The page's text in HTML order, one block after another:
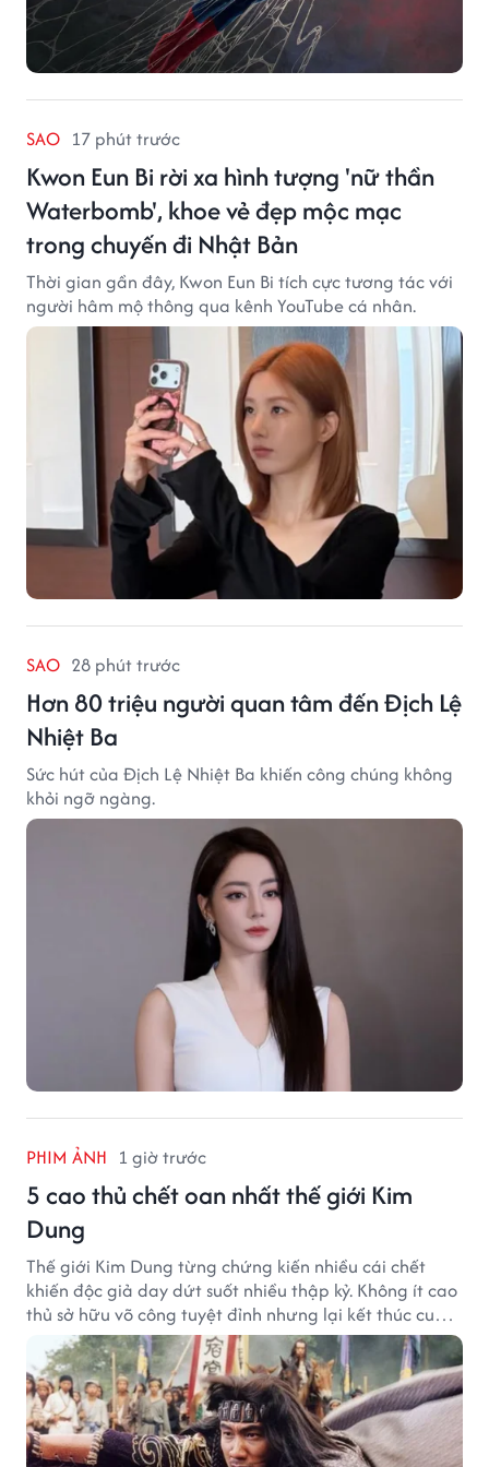
SAO 17 phút trước
Kwon Eun Bi rời xa hình tượng 'nữ thần
Waterbomb', khoe vẻ đẹp mộc mạc
trong chuyến đi Nhật Bản
Thời gian gần đây, Kwon Eun Bi tích cực tương tác với
người hâm mộ thông qua kênh YouTube cá nhân.
SAO 28 phút trước
Hơn 80 triệu người quan tâm đến Địch Lệ
Nhiệt Ba
Sức hút của Địch Lệ Nhiệt Ba khiến công chúng không
khỏi ngỡ ngàng.
PHIM ẢNH 1 giờ trước
5 cao thủ chết oan nhất thế giới Kim
Dung
Thế giới Kim Dung từng chứng kiến nhiều cái chết
khiến độc giả day dứt suốt nhiều thập kỷ. Không ít cao
thủ sở hữu võ công tuyệt đỉnh nhưng lại kết thúc cuộc
đời trong hoàn cảnh đầy tiếc nuối.